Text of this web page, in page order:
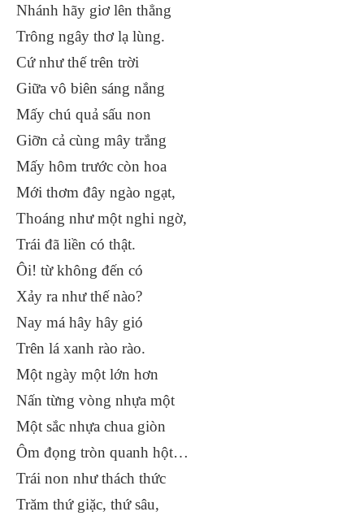
Nhánh hãy giơ lên thẳng
Trông ngây thơ lạ lùng.
Cứ như thế trên trời
Giữa vô biên sáng nắng
Mấy chú quả sấu non
Giỡn cả cùng mây trắng
Mấy hôm trước còn hoa
Mới thơm đây ngào ngạt,
Thoáng như một nghi ngờ,
Trái đã liền có thật.
Ôi! từ không đến có
Xảy ra như thế nào?
Nay má hây hây gió
Trên lá xanh rào rào.
Một ngày một lớn hơn
Nấn từng vòng nhựa một
Một sắc nhựa chua giòn
Ôm đọng tròn quanh hột…
Trái non như thách thức
Trăm thứ giặc, thứ sâu,